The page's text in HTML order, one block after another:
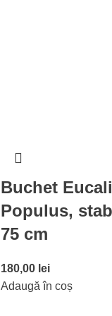
Buchet
Populus,
75 cm
180,00 lei
Adaugă în coș